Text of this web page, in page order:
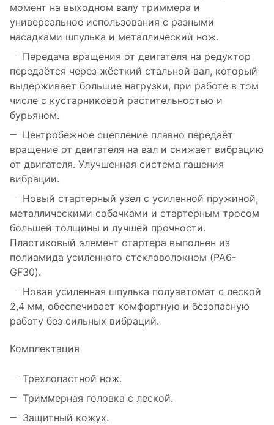
момент на выходном валу триммера и
универсальное использования с разными
насадками шпулька и металлический нож.
Передача вращения от двигателя на редуктор
передаётся через жёсткий стальной вал, который
выдерживает большие нагрузки, при работе в том
числе с кустарниковой растительностью и
бурьяном.
Центробежное сцепление плавно передаёт
вращение от двигателя на вал и снижает вибрацию
от двигателя. Улучшенная система гашения
вибрации.
Новый стартерный узел с усиленной пружиной,
металлическими собачками и стартерным тросом
большей толщины и лучшей прочности.
Пластиковый элемент стартера выполнен из
полиамида усиленного стекловолокном (PA6-
GF30).
Новая усиленная шпулька полуавтомат с леской
2,4 мм, обеспечивает комфортную и безопасную
работу без сильных вибраций.
Комплектация
Трехлопастной нож.
Триммерная головка с леской.
Защитный кожух.